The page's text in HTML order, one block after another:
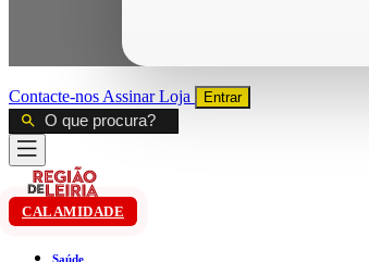
Contacte-nos AssinarLoja Entrar
CALAMIDADE
Saúde